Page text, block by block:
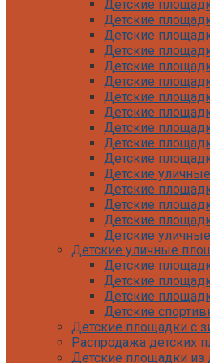
Детские
Детские
Детские
Детские
Детские
Детские
Детские
Детские
Детские
Детские
Детские
Детские
Детские
Детские
Детские
Детские
Детские
Детские
Детские
Детские
Детские
Детские
Детские
Детские
Детские уличные
Детские
Детские
Детские
Детские
Детские площадки с
Распродажа детских
Детские площадки из